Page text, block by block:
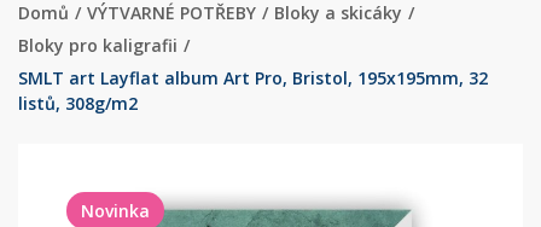
Domů / VÝTVARNÉ POTŘEBY / Bloky a skicáky /
Bloky pro kaligrafii /
SMLT art Layflat album Art Pro, Bristol, 195x195mm, 32
listů, 308g/m2
Novinka